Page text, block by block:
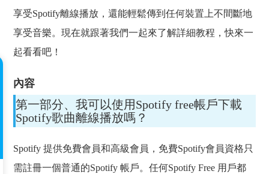
享受Spotify離線播放，還能輕鬆傳到任何裝置上不間斷地
享受音樂。現在就跟著我們一起來了解詳細教程，快來一
起看看吧！
內容
第一部分、我可以使用Spotify free帳戶下載
Spotify歌曲離線播放嗎？
Spotify 提供免費會員和高級會員，免費Spotify會員資格只
需註冊一個普通的Spotify 帳戶。任何Spotify Free 用戶都